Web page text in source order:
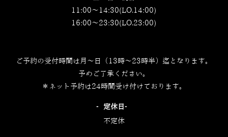
11:00～14:30(LO.14:00)
16:00～23:30(LO.23:00)
ご予約の受付時間は月～日（13時～23時半）迄となります。
予めご了承ください。
＊ネット予約は24時間受け付けております。
‐定休日‐
不定休